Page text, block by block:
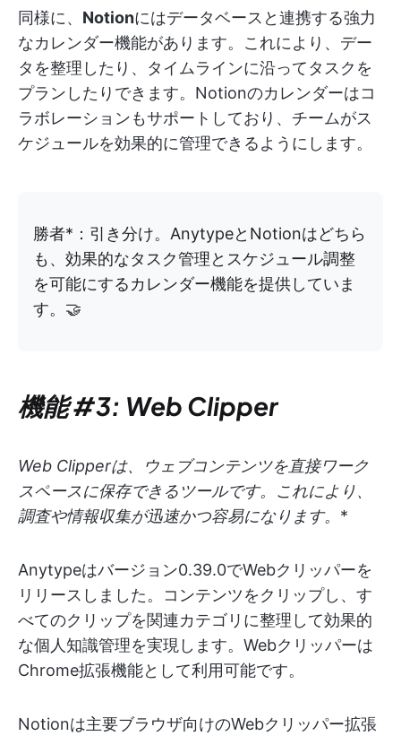
同様に、 Notionにはデータベースと連携する強力
なカレンダー機能があります。これにより、デー
タを整理したり、タイムラインに沿ってタスクを
プランしたりできます。Notionのカレンダーはコ
ラボレーションもサポートしており、チームがス
ケジュールを効果的に管理できるようにします。
勝者*：引き分け。AnytypeとNotionはどちら
も、効果的なタスク管理とスケジュール調整
を可能にするカレンダー機能を提供していま
す。🤝
機能 #3: Web Clipper
Web Clipperは、ウェブコンテンツを直接ワーク
スペースに保存できるツールです。これにより、
調査や情報収集が迅速かつ容易になります。 *
Anytypeはバージョン0.39.0でWebクリッパーを
リリースしました。コンテンツをクリップし、す
べてのクリップを関連カテゴリに整理して効果的
な個人知識管理を実現します。Webクリッパーは
Chrome拡張機能として利用可能です。
Notionは主要ブラウザ向けのWebクリッパー拡張